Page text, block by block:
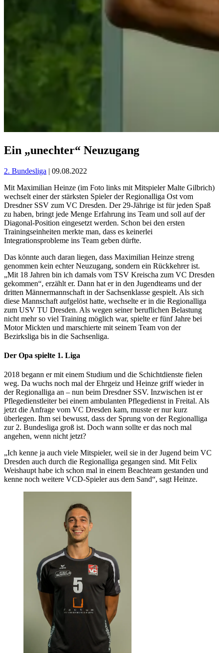
Ein „unechter“ Neuzugang
2. Bundesliga | 09.08.2022
Mit Maximilian Heinze (im Foto links mit Mitspieler Malte Gilbrich)
wechselt einer der stärksten Spieler der Regionalliga Ost vom
Dresdner SSV zum VC Dresden. Der 29-Jährige ist für jeden Spaß
zu haben, bringt jede Menge Erfahrung ins Team und soll auf der
Diagonal-Position eingesetzt werden. Schon bei den ersten
Trainingseinheiten merkte man, dass es keinerlei
Integrationsprobleme ins Team geben dürfte.
Das könnte auch daran liegen, dass Maximilian Heinze streng
genommen kein echter Neuzugang, sondern ein Rückkehrer ist.
„Mit 18 Jahren bin ich damals vom TSV Kreischa zum VC Dresden
gekommen“, erzählt er. Dann hat er in den Jugendteams und der
dritten Männermannschaft in der Sachsenklasse gespielt. Als sich
diese Mannschaft aufgelöst hatte, wechselte er in die Regionalliga
zum USV TU Dresden. Als wegen seiner beruflichen Belastung
nicht mehr so viel Training möglich war, spielte er fünf Jahre bei
Motor Mickten und marschierte mit seinem Team von der
Bezirksliga bis in die Sachsenliga.
Der Opa spielte 1. Liga
2018 begann er mit einem Studium und die Schichtdienste fielen
weg. Da wuchs noch mal der Ehrgeiz und Heinze griff wieder in
der Regionalliga an – nun beim Dresdner SSV. Inzwischen ist er
Pflegedienstleiter bei einem ambulanten Pflegedienst in Freital. Als
jetzt die Anfrage vom VC Dresden kam, musste er nur kurz
überlegen. Ihm sei bewusst, dass der Sprung von der Regionalliga
zur 2. Bundesliga groß ist. Doch wann sollte er das noch mal
angehen, wenn nicht jetzt?
„Ich kenne ja auch viele Mitspieler, weil sie in der Jugend beim VC
Dresden auch durch die Regionalliga gegangen sind. Mit Felix
Weishaupt habe ich schon mal in einem Beachteam gestanden und
kenne noch weitere VCD-Spieler aus dem Sand“, sagt Heinze.